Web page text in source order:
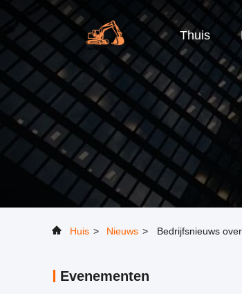
Thuis
Huis > Nieuws > Bedrijfsnieuws
Evenementen